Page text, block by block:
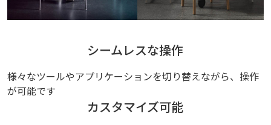
シームレスな操作
様々なツールやアプリケーションを切り替えながら、操作
が可能です
カスタマイズ可能